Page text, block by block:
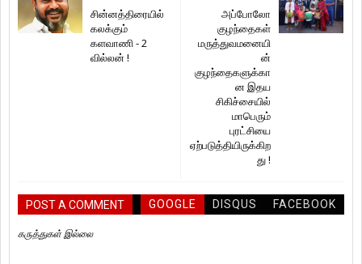
அப்போலோ
குழந்தைகள்
மருத்துவமனையி
ன்
குழந்தைகளுக்கா
ன இதய
சிகிச்சையில்
மாபெரும்
புரட்சியை
ஏற்படுத்தியிருக்கிற
து !
சின்னத்திரையில்
கலக்கும்
களவாணி - 2
வில்லன் !
POST A COMMENT GOOGLE DISQUS FACEBOOK
கருத்துகள் இல்லை